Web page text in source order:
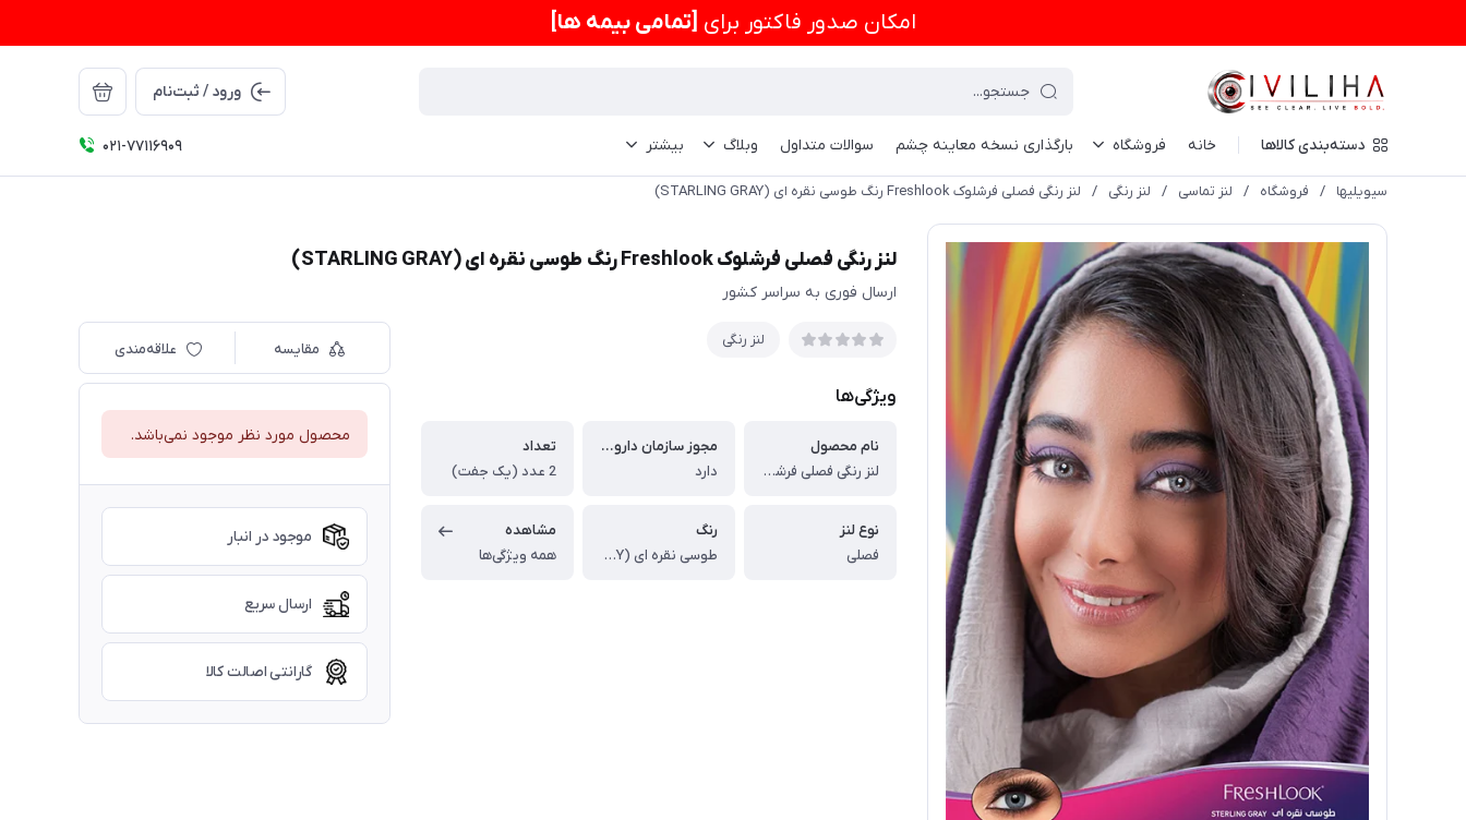
امكان صدور فاکتور برای [تمامی بیمه ها]
ورود / ثبت‌نام
دسته‌بندی کالاها خانه فروشگاه بارگذاری نسخه معاینه چشم سوالات متداول وبلاگ بیشتر 021-77116909
سیویلیها / فروشگاه / لنز تماسی / لنز رنگی / لنز رنگی فصلی فرشلوک Freshlook رنگ طوسی نقره ای (STARLING GRAY)
لنز رنگی فصلی فرشلوک Freshlook رنگ طوسی نقره ای (STARLING GRAY)
ارسال فوری به سراسر کشور
لنز رنگی
ویژگی‌ها
نام محصول
لنز رنگی فصلی فرشلوک Freshlook رنگ طوسی نقره ای (STARLING GRAY)
مجوز سازمان دارو و غذا
دارد
تعداد
2 عدد (یک جفت)
نوع لنز
فصلی
رنگ
طوسی نقره ای (STARLING GRAY)
مشاهده
همه ویژگی‌ها
مقایسه علاقه‌مندی
محصول مورد نظر موجود نمی‌باشد.
موجود در انبار
ارسال سریع
گارانتی اصالت کالا